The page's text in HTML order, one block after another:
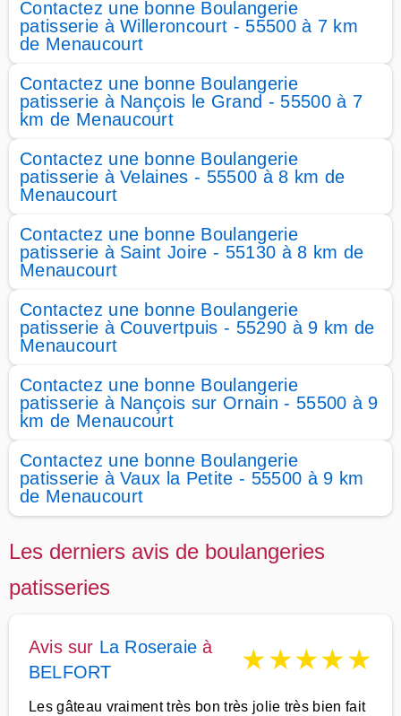
Contactez une bonne Boulangerie
patisserie à Willeroncourt - 55500 à 7 km
de Menaucourt
Contactez une bonne Boulangerie
patisserie à Nançois le Grand - 55500 à 7
km de Menaucourt
Contactez une bonne Boulangerie
patisserie à Velaines - 55500 à 8 km de
Menaucourt
Contactez une bonne Boulangerie
patisserie à Saint Joire - 55130 à 8 km de
Menaucourt
Contactez une bonne Boulangerie
patisserie à Couvertpuis - 55290 à 9 km de
Menaucourt
Contactez une bonne Boulangerie
patisserie à Nançois sur Ornain - 55500 à 9
km de Menaucourt
Contactez une bonne Boulangerie
patisserie à Vaux la Petite - 55500 à 9 km
de Menaucourt
Les derniers avis de boulangeries
patisseries
Avis sur La Roseraie à
BELFORT
★★★★★
Les gâteau vraiment très bon très jolie très bien fait